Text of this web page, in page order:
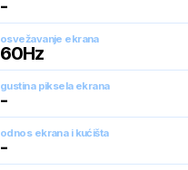
-
osvežavanje ekrana
60Hz
gustina piksela ekrana
-
odnos ekrana i kućišta
-